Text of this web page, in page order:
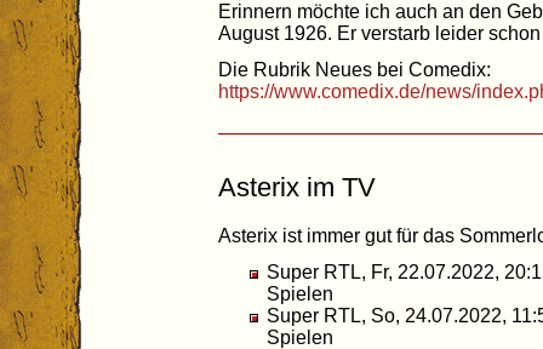
Erinnern möchte ich auch an den
August 1926. Er verstarb leider
Die Rubrik Neues bei Comedix:
https://www.comedix.de/news/
Asterix im TV
Asterix ist immer gut für das
Super RTL, Fr, 22.07.2022,
Spielen
Super RTL, So, 24.07.2022,
Spielen